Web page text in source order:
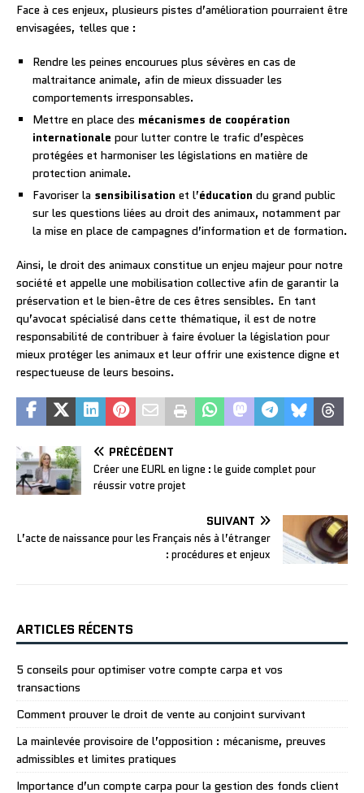
Face à ces enjeux, plusieurs pistes d’amélioration pourraient être
envisagées, telles que :
Rendre les peines encourues plus sévères en cas de
maltraitance animale, afin de mieux dissuader les
comportements irresponsables.
Mettre en place des mécanismes de coopération
internationale pour lutter contre le trafic d’espèces
protégées et harmoniser les législations en matière de
protection animale.
Favoriser la sensibilisation et l’éducation du grand public
sur les questions liées au droit des animaux, notamment par
la mise en place de campagnes d’information et de formation.
Ainsi, le droit des animaux constitue un enjeu majeur pour notre
société et appelle une mobilisation collective afin de garantir la
préservation et le bien-être de ces êtres sensibles. En tant
qu’avocat spécialisé dans cette thématique, il est de notre
responsabilité de contribuer à faire évoluer la législation pour
mieux protéger les animaux et leur offrir une existence digne et
respectueuse de leurs besoins.
PRÉCÉDENT
Créer une EURL en ligne : le guide complet pour
réussir votre projet
SUIVANT
L’acte de naissance pour les Français nés à l’étranger
: procédures et enjeux
ARTICLES RÉCENTS
5 conseils pour optimiser votre compte carpa et vos
transactions
Comment prouver le droit de vente au conjoint survivant
La mainlevée provisoire de l’opposition : mécanisme, preuves
admissibles et limites pratiques
Importance d’un compte carpa pour la gestion des fonds client